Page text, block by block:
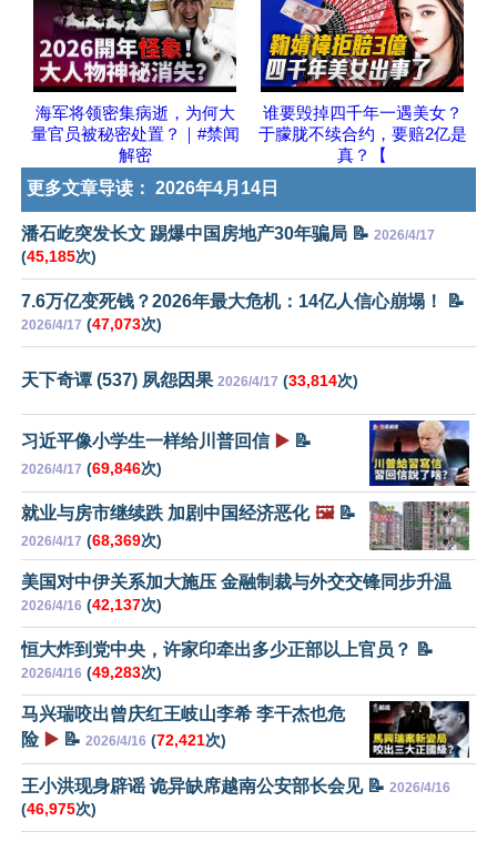
海军将领密集病逝，为何大
量官员被秘密处置？｜#禁闻
解密
谁要毁掉四千年一遇美女？
于朦胧不续合约，要赔2亿是
真？【
更多文章导读： 2026年4月14日
潘石屹突发长文 踢爆中国房地产30年骗局 📝 2026/4/17
(45,185次)
7.6万亿变死钱？2026年最大危机：14亿人信心崩塌！ 📝
2026/4/17 (47,073次)
天下奇谭 (537) 夙怨因果 2026/4/17 (33,814次)
习近平像小学生一样给川普回信 ▶️ 📝
2026/4/17 (69,846次)
就业与房市继续跌 加剧中国经济恶化 🖼️📝
2026/4/17 (68,369次)
美国对中伊关系加大施压 金融制裁与外交交锋同步升温
2026/4/16 (42,137次)
恒大炸到党中央，许家印牵出多少正部以上官员？ 📝
2026/4/16 (49,283次)
马兴瑞咬出曾庆红王岐山李希 李干杰也危
险 ▶️ 📝 2026/4/16 (72,421次)
王小洪现身辟谣 诡异缺席越南公安部长会见 📝 2026/4/16
(46,975次)